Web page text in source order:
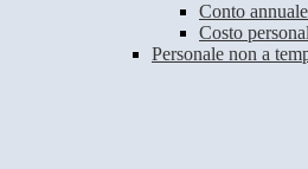
Conto
Costo
Personale non a